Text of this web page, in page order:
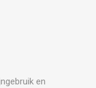
en